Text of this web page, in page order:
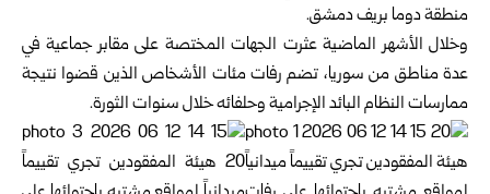
منطقة دوما بريف دمشق.‏
وخلال الأشهر الماضية عثرت الجهات المختصة على مقابر جماعية في
عدة مناطق من ‌‏سوريا، ‌‏تضم رفات مئات الأشخاص الذين قضوا نتيجة
ممارسات النظام البائد الإجرامية وحلفائه ‌‏خلال سنوات ‌‏الثورة.‏